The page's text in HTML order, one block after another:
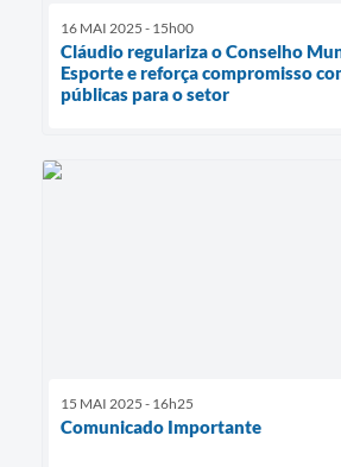
16 MAI 2025 - 15h00
Cláudio regulariza o Conselho
Esporte e reforça compromisso
públicas para o setor
15 MAI 2025 - 16h25
Comunicado Importante